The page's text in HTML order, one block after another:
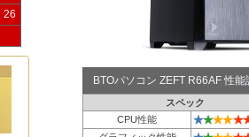
BTOパソコン ZEFT R66AF 性
スペック
CPU性能
★★★★★
26